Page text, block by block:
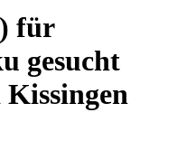
für
gesucht